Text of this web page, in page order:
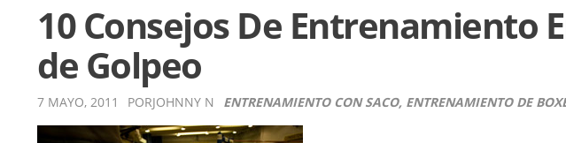
10 Consejos De Entrenamiento
de Golpeo
7 MAYO, 2011 PORJOHNNY N ENTRENAMIENTO CON SACO, ENTRENAMIENTO DE